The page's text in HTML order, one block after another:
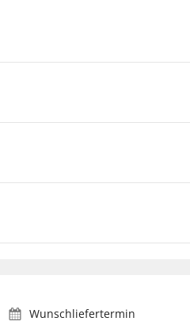
Wunschliefertermin